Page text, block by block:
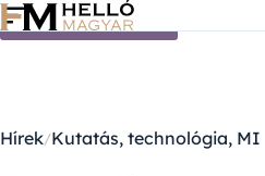
Ugrás a tartalomra
Hírek Kutatás, technológia, MI